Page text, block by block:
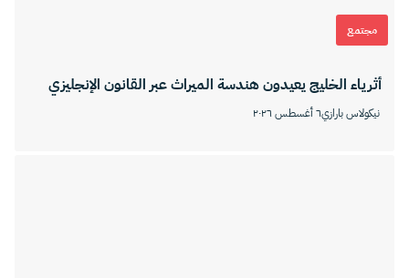
مجتمع
أثرياء الخليج يعيدون هندسة الميراث عبر القانون الإنجليزي
نيكولاس بارازي٦ أغسطس ٢٠٢٦